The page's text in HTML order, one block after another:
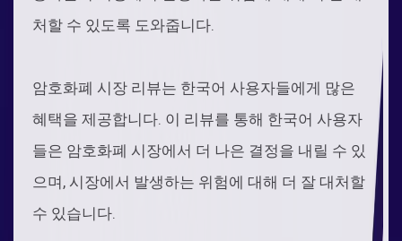
처할 수 있도록 도와줍니다.
암호화폐 시장 리뷰는 한국어 사용자들에게 많은
혜택을 제공합니다. 이 리뷰를 통해 한국어 사용자
들은 암호화폐 시장에서 더 나은 결정을 내릴 수 있
으며, 시장에서 발생하는 위험에 대해 더 잘 대처할
수 있습니다.